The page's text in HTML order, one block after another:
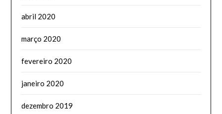
abril 2020
março 2020
fevereiro 2020
janeiro 2020
dezembro 2019